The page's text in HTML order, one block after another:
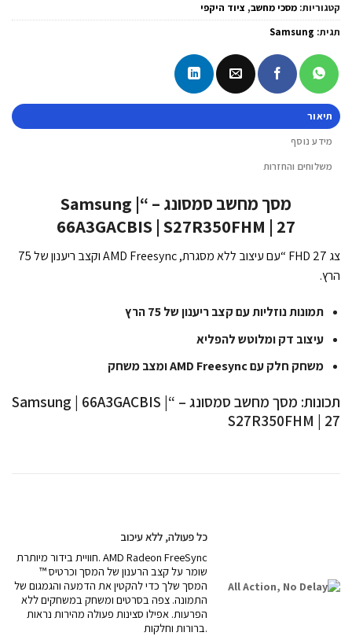
קטגוריות: מסכי מחשב, ציוד היקפי
תגית: Samsung
תיאור
מידע נוסף
משלוחים והחזרות
מסך מחשב סמסונג – “Samsung |
66A3GACBIS | S27R350FHM | 27
צג FHD 27 “עם עיצוב ללא מסגרת, AMD Freesync וקצב ריענון של 75
הרץ.
תמונות נוזליות עם קצב ריענון של 75 הרץ
עיצוב דק ומלוטש להפליא
משחק חלק עם AMD Freesync ומצב משחק
תכונות: מסך מחשב סמסונג – “Samsung | 66A3GACBIS |
S27R350FHM | 27
כל פעולה, ללא עיכוב
חוויית בידור מיותרת. AMD Radeon FreeSync
™ שומר על קצב הרענון של המסך וכרטיס
המסך שלך כדי להקטין את הדמעה והגמגום של
התמונה. צפה בסרטים ומשחק במשחקים ללא
הפרעות. אפילו סצינות פעולה מהירות נראות
ברורות וחלקות.